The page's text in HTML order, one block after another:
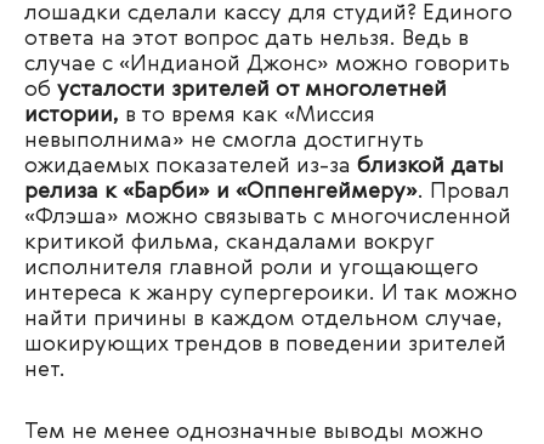
лошадки сделали кассу для студий? Единого
ответа на этот вопрос дать нельзя. Ведь в
случае с «Индианой Джонс» можно говорить
об усталости зрителей от многолетней
истории, в то время как «Миссия
невыполнима» не смогла достигнуть
ожидаемых показателей из-за близкой даты
релиза к «Барби» и «Оппенгеймеру». Провал
«Флэша» можно связывать с многочисленной
критикой фильма, скандалами вокруг
исполнителя главной роли и угощающего
интереса к жанру супергероики. И так можно
найти причины в каждом отдельном случае,
шокирующих трендов в поведении зрителей
нет.
Тем не менее однозначные выводы можно